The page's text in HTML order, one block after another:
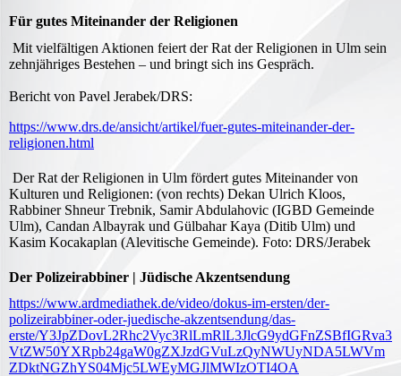
Für gutes Miteinander der Religionen
Mit vielfältigen Aktionen feiert der Rat der Religionen in Ulm sein
zehnjähriges Bestehen – und bringt sich ins Gespräch.
Bericht von Pavel Jerabek/DRS:
https://www.drs.de/ansicht/artikel/fuer-gutes-miteinander-der-
religionen.html
Der Rat der Religionen in Ulm fördert gutes Miteinander von
Kulturen und Religionen: (von rechts) Dekan Ulrich Kloos,
Rabbiner Shneur Trebnik, Samir Abdulahovic (IGBD Gemeinde
Ulm), Candan Albayrak und Gülbahar Kaya (Ditib Ulm) und
Kasim Kocakaplan (Alevitische Gemeinde). Foto: DRS/Jerabek
Der Polizeirabbiner | Jüdische Akzentsendung
https://www.ardmediathek.de/video/dokus-im-ersten/der-
polizeirabbiner-oder-juedische-akzentsendung/das-
erste/Y3JpZDovL2Rhc2Vyc3RlLmRlL3JlcG9ydGFnZSBfIGRva3
VtZW50YXRpb24gaW0gZXJzdGVuLzQyNWUyNDA5LWVm
ZDktNGZhYS04Mjc5LWEyMGJlMWIzOTI4OA